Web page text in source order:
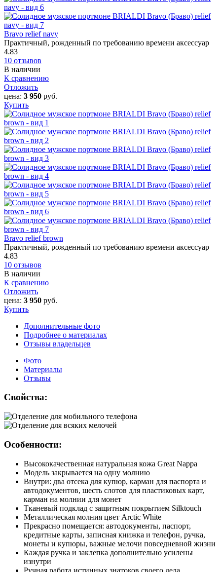
Bravo relief navy
Практичный, рожденный по требованию времени аксессуар
4.83
10 отзывов
В наличии
К сравнению
Отложить
цена: 3 950 руб.
Купить
Bravo relief brown
Практичный, рожденный по требованию времени аксессуар
4.83
10 отзывов
В наличии
К сравнению
Отложить
цена: 3 950 руб.
Купить
Дополнительные фото
Подробнее о материалах
Отзывы владельцев
Фото
Материалы
Отзывы
Свойства:
Особенности:
Высококачественная натуральная кожа Great Nappa
Модель закрывается на одну молнию
Внутри: два отсека для купюр, карман для паспорта и
автодокументов, шесть слотов для пластиковых карт,
карман на молнии для монет
Тканевый подклад с защитным покрытием Silktouch
Металлическая молния цвет Arctic White
Прекрасно помещается: автодокументы, паспорт,
кредитные карты, записная книжка и телефон, ручка,
монеты и купюры, важные мелочи повседневной жизни
Каждая ручка и заклепка дополнительно усилены
изнутри
Ручная работа истинных знатоков своего дела